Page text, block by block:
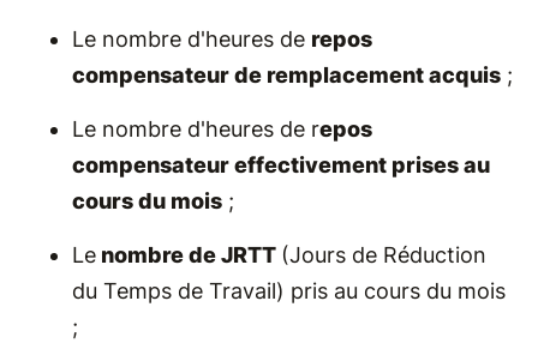
Le nombre d'heures de repos
compensateur de remplacement acquis ;
Le nombre d'heures de repos
compensateur effectivement prises au
cours du mois ;
Le nombre de JRTT (Jours de Réduction
du Temps de Travail) pris au cours du mois
;